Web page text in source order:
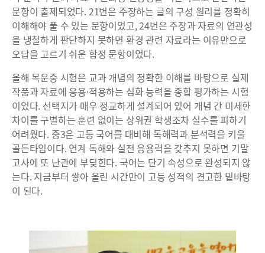
문항이 출제되었다. 21번은 주장하는 글의 구성 원리를 정확히
이해해야 풀 수 있는 문항이었고, 24번은 주장과 자료의 연관성
을 냉철하게 판단하지 못하면 환경 관련 자료라는 이유만으로
오답을 고르기 쉬운 함정 문항이었다.
올해 목운중 시험은 교과 개념의 정확한 이해를 바탕으로 실제
작품과 자료에 응용·적용하는 심화 능력을 종합 평가하는 시험
이었다. 선택지가 매우 정교하게 설계되어 있어 개념 간 미세한
차이를 구별하는 훈련 없이는 상위권 학생조차 실수를 피하기
어려웠다. 중3은 고등 국어를 대비해 독해력과 분석력을 키울
골든타임이다. 연계 독해와 실전 응용력을 갖추지 못하면 기말
고사에 또 난관에 부딪힌다. 국어는 단기 속성으로 완성되지 않
는다. 지금부터 쌓아 올린 시간만이 고등 성적의 견고한 밑바탕
이 된다.